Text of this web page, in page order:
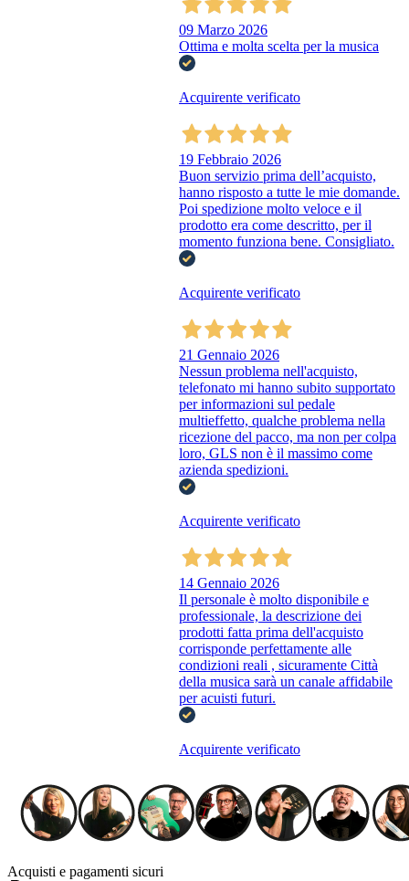
09 Marzo 2026
Ottima e molta scelta per la musica
Acquirente verificato
19 Febbraio 2026
Buon servizio prima dell’acquisto,
hanno risposto a tutte le mie domande.
Poi spedizione molto veloce e il
prodotto era come descritto, per il
momento funziona bene. Consigliato.
Acquirente verificato
21 Gennaio 2026
Nessun problema nell'acquisto,
telefonato mi hanno subito supportato
per informazioni sul pedale
multieffetto, qualche problema nella
ricezione del pacco, ma non per colpa
loro, GLS non è il massimo come
azienda spedizioni.
Acquirente verificato
14 Gennaio 2026
Il personale è molto disponibile e
professionale, la descrizione dei
prodotti fatta prima dell'acquisto
corrisponde perfettamente alle
condizioni reali , sicuramente Città
della musica sarà un canale affidabile
per acuisti futuri.
Acquirente verificato
Acquisti e pagamenti sicuri